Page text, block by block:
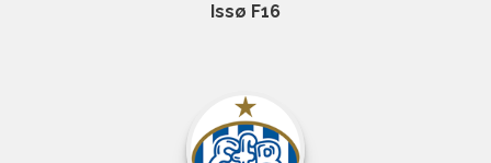
Issø F16